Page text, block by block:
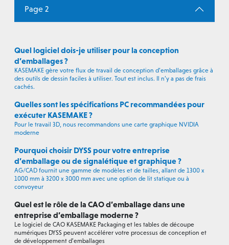
Page 2
Quel logiciel dois-je utiliser pour la conception
d’emballages ?
KASEMAKE gère votre flux de travail de conception d’emballages grâce à
des outils de dessin faciles à utiliser. Tout est inclus. Il n’y a pas de frais
cachés.
Quelles sont les spécifications PC recommandées pour
exécuter KASEMAKE ?
Pour le travail 3D, nous recommandons une carte graphique NVIDIA
moderne
Pourquoi choisir DYSS pour votre entreprise
d’emballage ou de signalétique et graphique ?
AG/CAD fournit une gamme de modèles et de tailles, allant de 1300 x
1000 mm à 3200 x 3000 mm avec une option de lit statique ou à
convoyeur
Quel est le rôle de la CAO d’emballage dans une
entreprise d’emballage moderne ?
Le logiciel de CAO KASEMAKE Packaging et les tables de découpe
numériques DYSS peuvent accélérer votre processus de conception et
de développement d’emballages